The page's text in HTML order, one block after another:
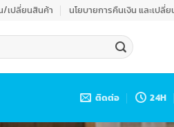
/เปลี่ยนสินค้า นโยบายการคืนเงิน และเปลี่
ติดต่อ 24H